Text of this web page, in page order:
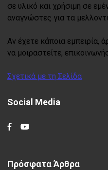
σε υλικό και χρήσιμη σε
αναγνώστες για τα
Αν έχετε κάποια εμπειρία,
να μοιραστείτε,
Σχετικά με τη Σελίδα
Social Media
Πρόσφατα Άρθρα